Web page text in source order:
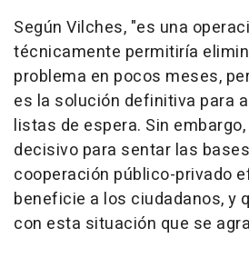
Según Vilches, "es una
técnicamente permitiría
problema en pocos meses,
es la solución definitiva para
listas de espera. Sin
decisivo para sentar las
cooperación público-privado
beneficie a los ciudadanos, y
con esta situación que se